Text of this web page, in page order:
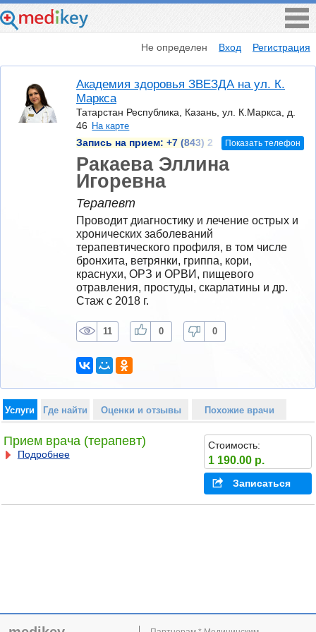
Не определен Вход Регистрация
Академия здоровья ЗВЕЗДА на ул. К.
Маркса
Татарстан Республика, Казань, ул. К.Маркса, д.
46 На карте
Запись на прием: +7 (843) 2 Показать телефон
Ракаева Эллина
Игоревна
Терапевт
Проводит диагностику и лечение острых и
хронических заболеваний
терапевтического профиля, в том числе
бронхита, ветрянки, гриппа, кори,
краснухи, ОРЗ и ОРВИ, пищевого
отравления, простуды, скарлатины и др.
Стаж с 2018 г.
11 0 0
Услуги Где найти Оценки и отзывы Похожие врачи
Прием врача (терапевт)
Подробнее
Стоимость:
1 190.00 р.
Записаться